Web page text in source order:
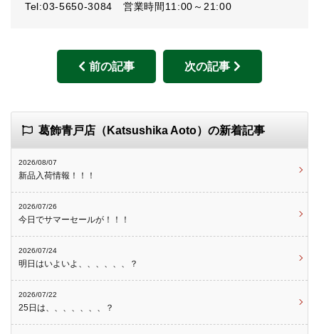
Tel:03-5650-3084 営業時間11:00～21:00
前の記事 次の記事
葛飾青戸店（Katsushika Aoto）の新着記事
2026/08/07
新品入荷情報！！！
2026/07/26
今日でサマーセールが！！！
2026/07/24
明日はいよいよ、、、、、、？
2026/07/22
25日は、、、、、、、？